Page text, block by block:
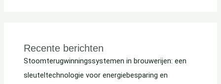
Recente berichten
Stoomterugwinningssystemen in brouwerijen: een
sleuteltechnologie voor energiebesparing en